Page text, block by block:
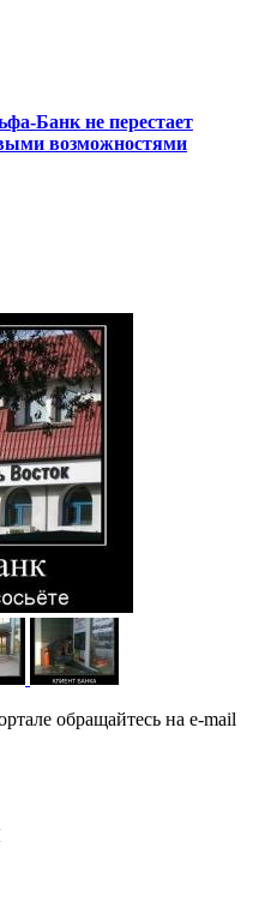
Банк не перестает
возможностями
обращайтесь на e-mail